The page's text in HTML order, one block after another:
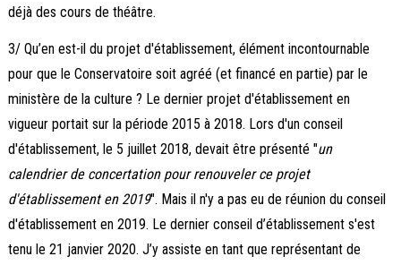
déjà des cours de théâtre.
3/ Qu’en est-il du projet d'établissement, élément incontournable
pour que le Conservatoire soit agréé (et financé en partie) par le
ministère de la culture ? Le dernier projet d'établissement en
vigueur portait sur la période 2015 à 2018. Lors d'un conseil
d'établissement, le 5 juillet 2018, devait être présenté "un
calendrier de concertation pour renouveler ce projet
d'établissement en 2019". Mais il n'y a pas eu de réunion du conseil
d'établissement en 2019. Le dernier conseil d’établissement s'est
tenu le 21 janvier 2020. J’y assiste en tant que représentant de